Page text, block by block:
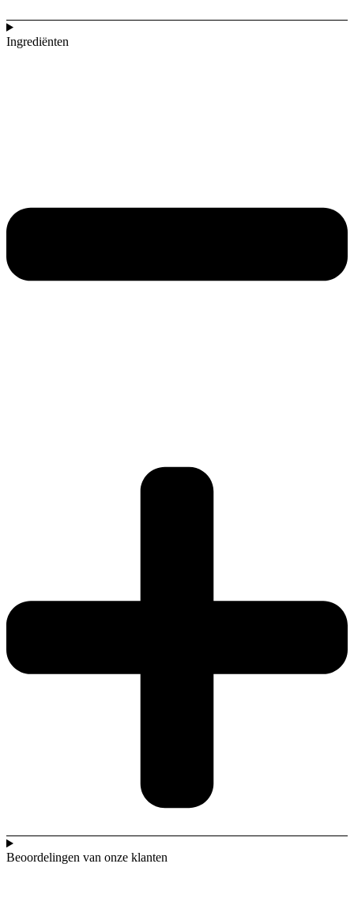
Ingrediënten
Beoordelingen van onze klanten